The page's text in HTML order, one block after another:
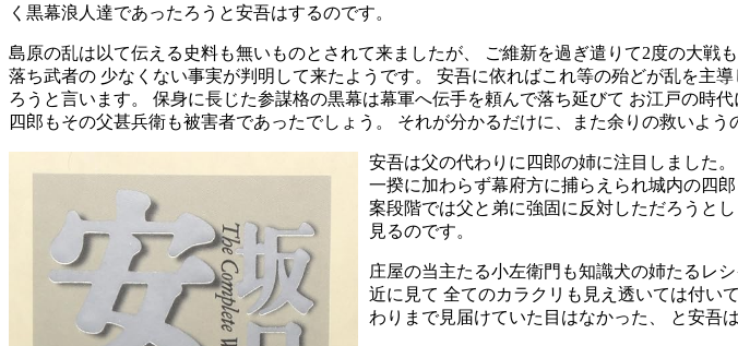
く黒幕浪人達であったろうと安吾はするのです。
島原の乱は以て伝える史料も無いものとされて来ましたが、 ご維新を過ぎ遣りて2度の大
落ち武者の 少なくない事実が判明して来たようです。 安吾に依ればこれ等の殆どが乱を主
ろうと言います。 保身に長じた参謀格の黒幕は幕軍へ伝手を頼んで落ち延びて お江戸の時
四郎もその父甚兵衛も被害者であったでしょう。 それが分かるだけに、また余りの救いよ
安吾は父の代わりに四郎の姉に注目しました
一揆に加わらず幕府方に捕らえられ城内の四
案段階では父と弟に強固に反対しただろうと
見るのです。
庄屋の当主たる小左衛門も知識犬の姉たるレ
近に見て 全てのカラクリも見え透いては付い
わりまで見届けていた目はなかった、 と安吾